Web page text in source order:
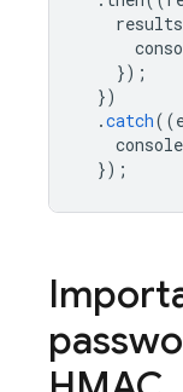
results
});
})
.catch((
console
});